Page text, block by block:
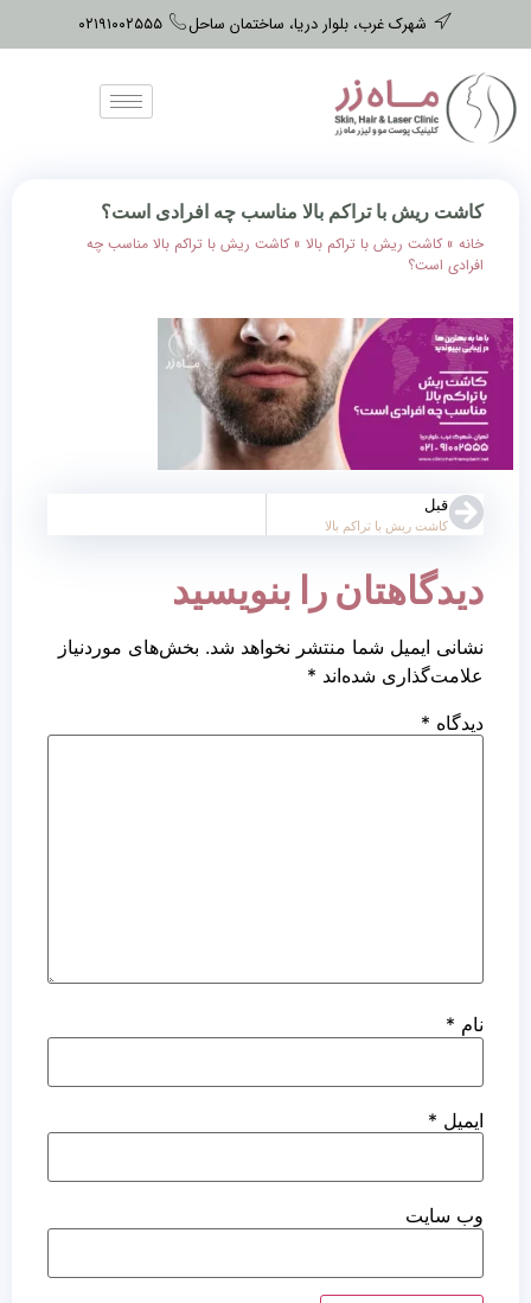
شهرک غرب، بلوار دریا، ساختمان ساحل ۰۲۱۹۱۰۰۲۵۵۵
کاشت ریش با تراکم بالا مناسب چه افرادی است؟
خانه »کاشت ریش با تراکم بالا »کاشت ریش با تراکم بالا مناسب چه
افرادی است؟
قبل
کاشت ریش با تراکم بالا
دیدگاهتان را بنویسید
نشانی ایمیل شما منتشر نخواهد شد. بخش‌های موردنیاز
علامت‌گذاری شده‌اند *
دیدگاه *
نام *
ایمیل *
وب‌ سایت